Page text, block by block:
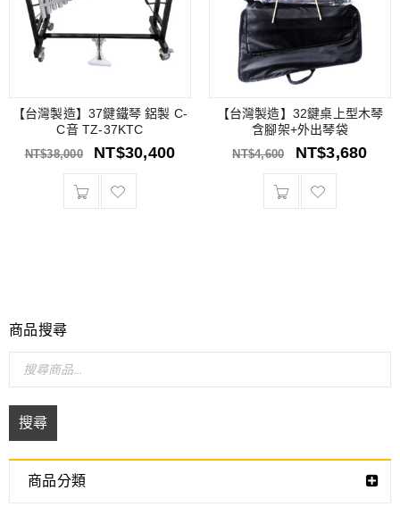
【台灣製造】37鍵鐵琴 鋁製 C-
C音 TZ-37KTC
NT$38,000 NT$30,400
【台灣製造】32鍵桌上型木琴
含腳架+外出琴袋
NT$4,600 NT$3,680
商品搜尋
搜尋
商品分類